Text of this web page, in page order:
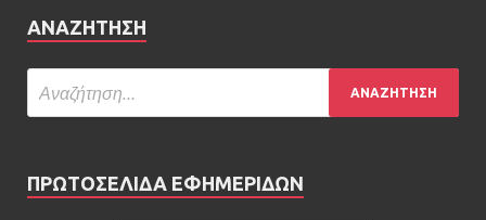
ΑΝΑΖΉΤΗΣΗ
ΠΡΩΤΟΣΕΛΙΔΑ ΕΦΗΜΕΡΙΔΩΝ